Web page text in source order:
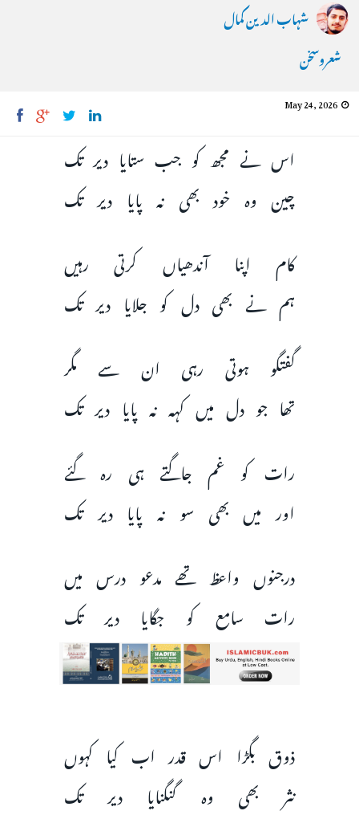
شہاب الدین کمال
شعروسخن
May 24, 2026
اس نے مجھ کو جب ستایا دیر تک
چین وہ خود بھی نہ پایا دیر تک
کام اپنا آندھیاں کرتی رہیں
ہم نے بھی دل کو جلایا دیر تک
گفتگو ہوتی رہی ان سے مگر
تھا جو دل میں کہہ نہ پایا دیر تک
رات کو غم جاگتے ہی رہ گئے
اور میں بھی سو نہ پایا دیر تک
درجنوں واعظ تھے مدعو درس میں
رات سامع کو جگایا دیر تک
ذوق بگڑا اس قدر اب کیا کہوں
نثر بھی وہ گنگنایا دیر تک